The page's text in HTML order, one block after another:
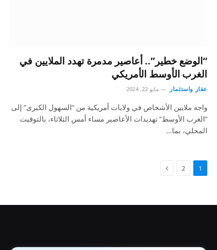
“الوضع خطير”.. أعاصير مدمرة تهدد الملايين في
الغرب الأوسط الأمريكي
عقار واستثمار مايو 22, 2024
واجه ملايين الأشخاص في ولايات أمريكية من “السهول الكبرى” إلى
“الغرب الأوسط” تهديدات الأعاصير مساء أمس الثلاثاء، بالتوقيت
المحلي، بما…
1
2